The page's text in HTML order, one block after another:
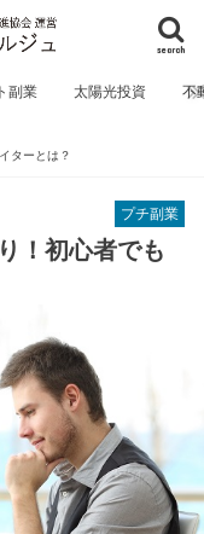
search
副業 太陽光投資 不
ターとは？
プチ副業
！初心者でも